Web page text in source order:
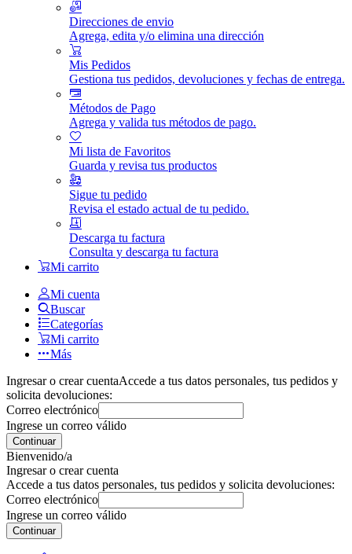
Direcciones de envio
Agrega, edita y/o elimina una dirección
Mis Pedidos
Gestiona tus pedidos, devoluciones y fechas de entrega.
Métodos de Pago
Agrega y valida tus métodos de pago.
Mi lista de Favoritos
Guarda y revisa tus productos
Sigue tu pedido
Revisa el estado actual de tu pedido.
Descarga tu factura
Consulta y descarga tu factura
Mi carrito
Mi cuenta
Buscar
Categorías
Mi carrito
Más
Ingresar o crear cuentaAccede a tus datos personales, tus pedidos y
solicita devoluciones:
Correo electrónico
Ingrese un correo válido
Continuar
Bienvenido/a
Ingresar o crear cuenta
Accede a tus datos personales, tus pedidos y solicita devoluciones:
Correo electrónico
Ingrese un correo válido
Continuar